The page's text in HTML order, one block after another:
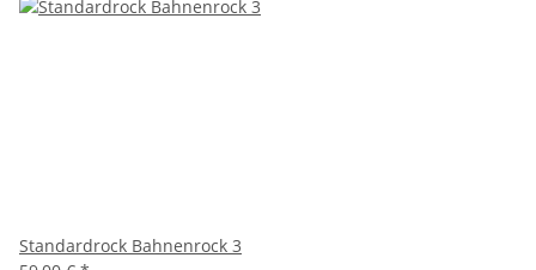
Standardrock Bahnenrock 3